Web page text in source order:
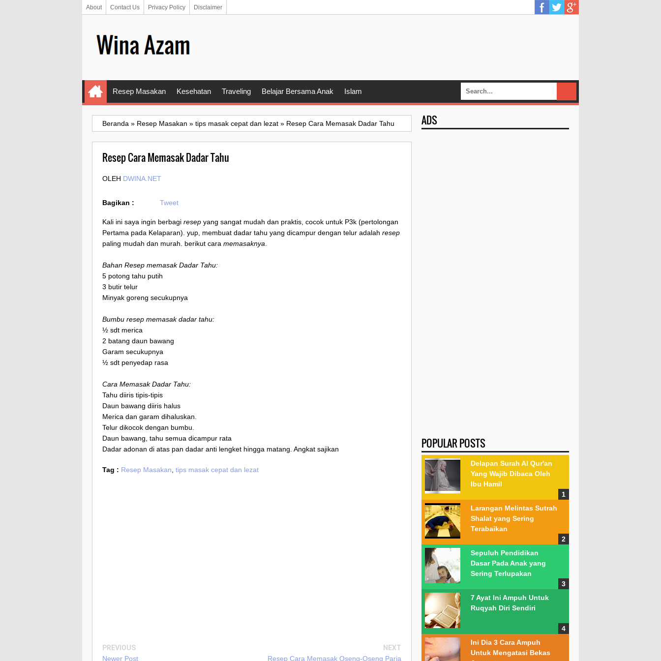
About Contact Us Privacy Policy Disclaimer
Resep Masakan Kesehatan Traveling Belajar Bersama Anak Islam
Beranda » Resep Masakan » tips masak cepat dan lezat » Resep Cara Memasak Dadar Tahu
Resep Cara Memasak Dadar Tahu
OLEH DWINA.NET
Bagikan : Tweet
Kali ini saya ingin berbagi resep yang sangat mudah dan praktis, cocok untuk P3k (pertolongan
Pertama pada Kelaparan). yup, membuat dadar tahu yang dicampur dengan telur adalah resep
paling mudah dan murah. berikut cara memasaknya.
Bahan Resep memasak Dadar Tahu:
5 potong tahu putih
3 butir telur
Minyak goreng secukupnya
Bumbu resep memasak dadar tahu:
½ sdt merica
2 batang daun bawang
Garam secukupnya
½ sdt penyedap rasa
Cara Memasak Dadar Tahu:
Tahu diiris tipis-tipis
Daun bawang diiris halus
Merica dan garam dihaluskan.
Telur dikocok dengan bumbu.
Daun bawang, tahu semua dicampur rata
Dadar adonan di atas pan dadar anti lengket hingga matang. Angkat sajikan
Tag : Resep Masakan, tips masak cepat dan lezat
PREVIOUS
Newer Post
NEXT
Resep Cara Memasak Oseng-Oseng Paria
ADS
POPULAR POSTS
Delapan Surah Al Qur'an
Yang Wajib Dibaca Oleh
Ibu Hamil
Larangan Melintas Sutrah
Shalat yang Sering
Terabaikan
Sepuluh Pendidikan
Dasar Pada Anak yang
Sering Terlupakan
7 Ayat Ini Ampuh Untuk
Ruqyah Diri Sendiri
Ini Dia 3 Cara Ampuh
Untuk Mengatasi Bekas